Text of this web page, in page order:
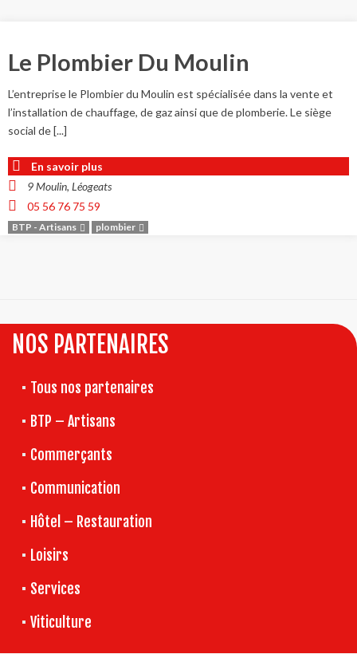
Le Plombier Du Moulin
L’entreprise le Plombier du Moulin est spécialisée dans la vente et
l’installation de chauffage, de gaz ainsi que de plomberie. Le siège
social de [...]
En savoir plus
9 Moulin, Léogeats
05 56 76 75 59
BTP - Artisans plombier
NOS PARTENAIRES
Tous nos partenaires
BTP – Artisans
Commerçants
Communication
Hôtel – Restauration
Loisirs
Services
Viticulture